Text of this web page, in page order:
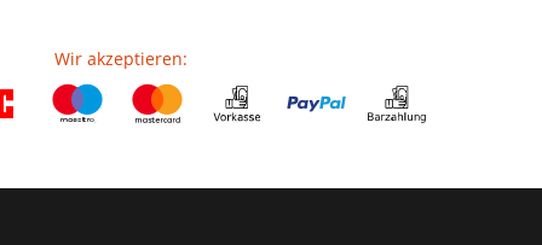
Wir akzeptieren: